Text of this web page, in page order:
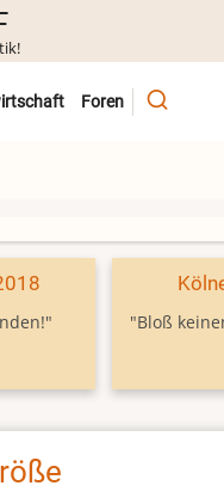
Foren
"Bloß